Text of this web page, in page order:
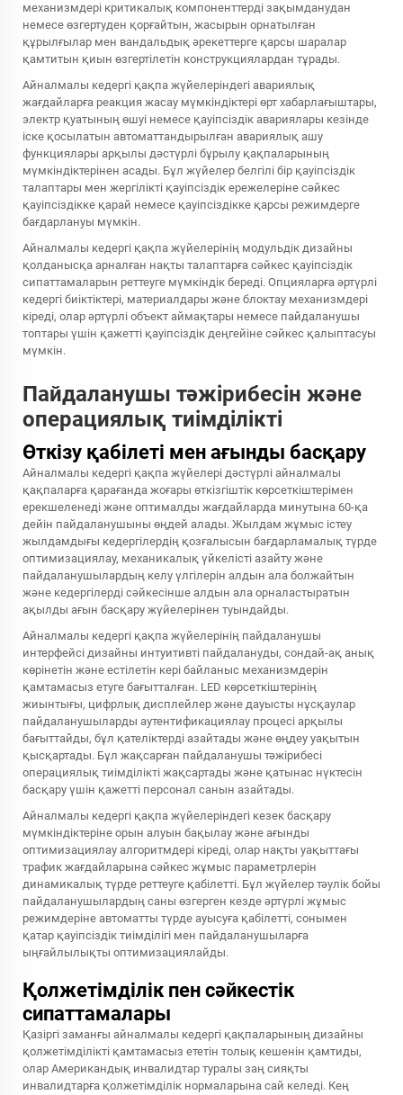
механизмдері критикалық компоненттерді зақымданудан
немесе өзгертуден қорғайтын, жасырын орнатылған
құрылғылар мен вандальдық әрекеттерге қарсы шаралар
қамтитын қиын өзгертілетін конструкциялардан тұрады.
Айналмалы кедергі қақпа жүйелеріндегі авариялық
жағдайларға реакция жасау мүмкіндіктері өрт хабарлағыштары,
электр қуатының өшуі немесе қауіпсіздік авариялары кезінде
іске қосылатын автоматтандырылған авариялық ашу
функциялары арқылы дәстүрлі бұрылу қақпаларының
мүмкіндіктерінен асады. Бұл жүйелер белгілі бір қауіпсіздік
талаптары мен жергілікті қауіпсіздік ережелеріне сәйкес
қауіпсіздікке қарай немесе қауіпсіздікке қарсы режимдерге
бағдарлануы мүмкін.
Айналмалы кедергі қақпа жүйелерінің модульдік дизайны
қолданысқа арналған нақты талаптарға сәйкес қауіпсіздік
сипаттамаларын реттеуге мүмкіндік береді. Опцияларға әртүрлі
кедергі биіктіктері, материалдары және блоктау механизмдері
кіреді, олар әртүрлі объект аймақтары немесе пайдаланушы
топтары үшін қажетті қауіпсіздік деңгейіне сәйкес қалыптасуы
мүмкін.
Пайдаланушы тәжірибесін және
операциялық тиімділікті
Өткізу қабілеті мен ағынды басқару
Айналмалы кедергі қақпа жүйелері дәстүрлі айналмалы
қақпаларға қарағанда жоғары өткізгіштік көрсеткіштерімен
ерекшеленеді және оптималды жағдайларда минутына 60-қа
дейін пайдаланушыны өңдей алады. Жылдам жұмыс істеу
жылдамдығы кедергілердің қозғалысын бағдарламалық түрде
оптимизациялау, механикалық үйкелісті азайту және
пайдаланушылардың келу үлгілерін алдын ала болжайтын
және кедергілерді сәйкесінше алдын ала орналастыратын
ақылды ағын басқару жүйелерінен туындайды.
Айналмалы кедергі қақпа жүйелерінің пайдаланушы
интерфейсі дизайны интуитивті пайдалануды, сондай-ақ анық
көрінетін және естілетін кері байланыс механизмдерін
қамтамасыз етуге бағытталған. LED көрсеткіштерінің
жиынтығы, цифрлық дисплейлер және дауысты нұсқаулар
пайдаланушыларды аутентификациялау процесі арқылы
бағыттайды, бұл қателіктерді азайтады және өңдеу уақытын
қысқартады. Бұл жақсарған пайдаланушы тәжірибесі
операциялық тиімділікті жақсартады және қатынас нүктесін
басқару үшін қажетті персонал санын азайтады.
Айналмалы кедергі қақпа жүйелеріндегі кезек басқару
мүмкіндіктеріне орын алуын бақылау және ағынды
оптимизациялау алгоритмдері кіреді, олар нақты уақыттағы
трафик жағдайларына сәйкес жұмыс параметрлерін
динамикалық түрде реттеуге қабілетті. Бұл жүйелер тәулік бойы
пайдаланушылардың саны өзгерген кезде әртүрлі жұмыс
режимдеріне автоматты түрде ауысуға қабілетті, сонымен
қатар қауіпсіздік тиімділігі мен пайдаланушыларға
ыңғайлылықты оптимизациялайды.
Қолжетімділік пен сәйкестік
сипаттамалары
Қазіргі заманғы айналмалы кедергі қақпаларының дизайны
қолжетімділікті қамтамасыз ететін толық кешенін қамтиды,
олар Американдық инвалидтар туралы заң сияқты
инвалидтарға қолжетімділік нормаларына сай келеді. Кең